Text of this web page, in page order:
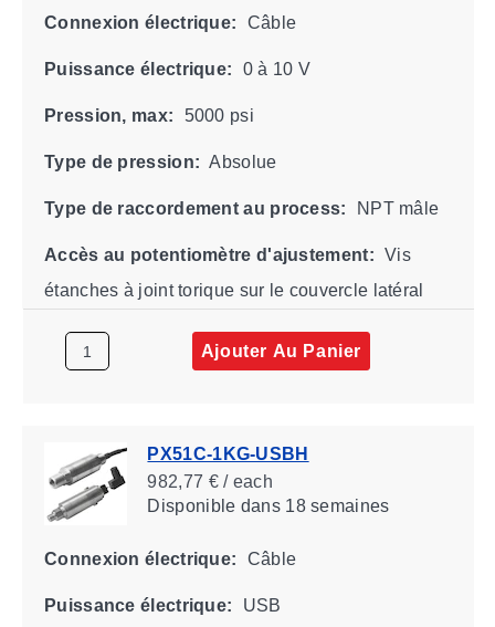
Connexion électrique: Câble
Puissance électrique: 0 à 10 V
Pression, max: 5000 psi
Type de pression: Absolue
Type de raccordement au process: NPT mâle
Accès au potentiomètre d'ajustement: Vis
étanches à joint torique sur le couvercle latéral
Ajouter Au Panier
PX51C-1KG-USBH
982,77 € / each
Disponibledans 18 semaines
Connexion électrique: Câble
Puissance électrique: USB